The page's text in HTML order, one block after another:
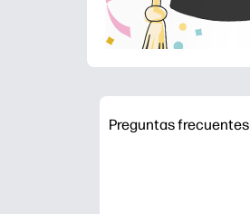
Preguntas frecuentes